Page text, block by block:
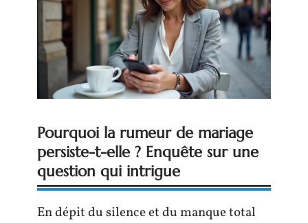
Pourquoi la rumeur de mariage
persiste-t-elle ? Enquête sur une
question qui intrigue
En dépit du silence et du manque total